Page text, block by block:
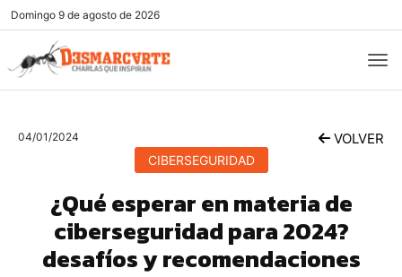
Domingo 9 de agosto de 2026
04/01/2024 VOLVER
CIBERSEGURIDAD
¿Qué esperar en materia de
ciberseguridad para 2024?
desafíos y recomendaciones